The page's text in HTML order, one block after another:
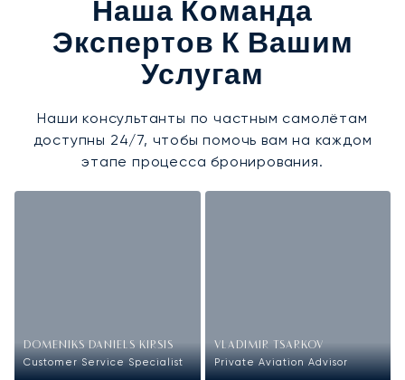
Наша Команда
Экспертов К Вашим
Услугам
Наши консультанты по частным самолётам
доступны 24/7, чтобы помочь вам на каждом
этапе процесса бронирования.
DOMENIKS DANIELS KIRSIS
Customer Service Specialist
VLADIMIR TSARKOV
Private Aviation Advisor